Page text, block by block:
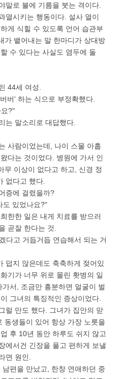
말로 불에 기름을 붓는 격이다.
열시키는 행동이다. 설사 열이
게 식힐 수 있도록 언어 습관부
가 뱉어내는 말 한마디가 상대방
수 있다는 사실도 염두에 둘
44세 여성.
버' 하는 식으로 부정확했다.
?"
는 말소리로 대답했다.
사람이었는데, 나이 스물 아홉
다는 것이었다. 병원에 가서 인
무 이상이 없다고 하고, 신경 정
없다고 했다.
증에 걸렸을까?
도 있었나요?"
한한 일은 내게 치료를 받으러
곧잘 한다는 것.
다고 거듭거듭 연습해서 되는 거
덥지 않은데도 축축하게 젖어있
기가 너무 위로 몰린 홧병의 일
서, 조금만 흥분하면 얼굴이 벌
그녀의 특징적인 증상이었다.
럴 만도 했다. 그녀가 집안의 맏
동생들이 있어 항상 가장 노릇을
후 10년 동안 하루도 쉬지 않고
에서건 긴장을 풀고 편하게 보낼
면 원인.
편을 만났고, 한창 연애하던 중